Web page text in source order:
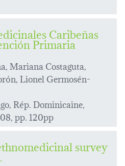
Caribeñas
Primaria
Mariana Costaguta,
Lionel Germosén-
Rép. Dominicaine,
pp. 120pp
survey